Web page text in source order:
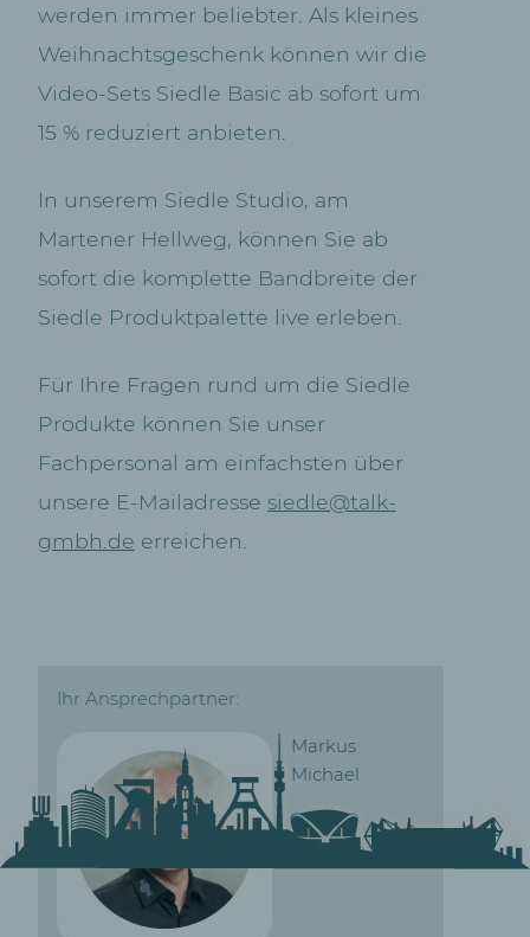
werden immer beliebter. Als kleines
Weihnachtsgeschenk können wir die
Video-Sets Siedle Basic ab sofort um
15 % reduziert anbieten.
In unserem Siedle Studio, am
Martener Hellweg, können Sie ab
sofort die komplette Bandbreite der
Siedle Produktpalette live erleben.
Für Ihre Fragen rund um die Siedle
Produkte können Sie unser
Fachpersonal am einfachsten über
unsere E-Mailadresse siedle@talk-
gmbh.de erreichen.
Ihr Ansprechpartner:
Markus
Michael
Unser
Strippenzieher